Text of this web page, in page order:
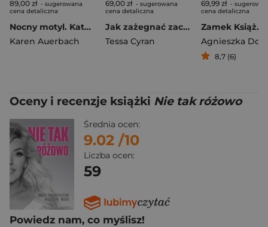
89,00 zł - sugerowana
cena detaliczna
Nocny motyl. Katolicka kobieta i jej żydowska rodzina w Warszawie na przełomie XIX i XX wieku
Karen Auerbach
69,00 zł - sugerowana
cena detaliczna
Jak zażegnać zaciemnienie
Tessa Cyran
69,99 zł -
cena detaliczna
8,7 (6)
Oceny i recenzje książki Nie tak różowo
Średnia ocen:
9.02 /10
Liczba ocen:
59
Powiedz nam, co myślisz!